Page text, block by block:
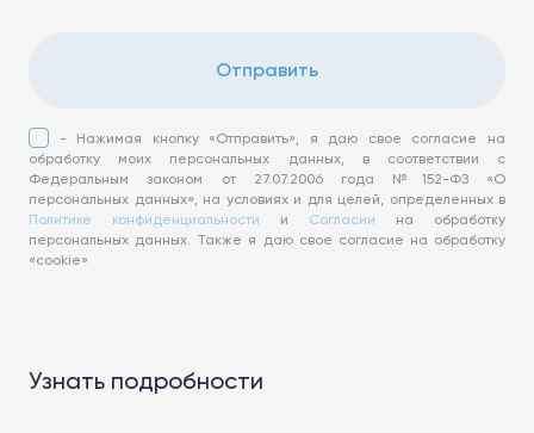
Отправить
- Нажимая кнопку «Отправить», я даю свое согласие на
обработку моих персональных данных, в соответствии с
Федеральным законом от 27.07.2006 года №152-ФЗ «О
персональных данных», на условиях и для целей, определенных в
Политике конфиденциальности и Согласии на обработку
персональных данных. Также я даю свое согласие на обработку
«cookie»
Узнать подробности